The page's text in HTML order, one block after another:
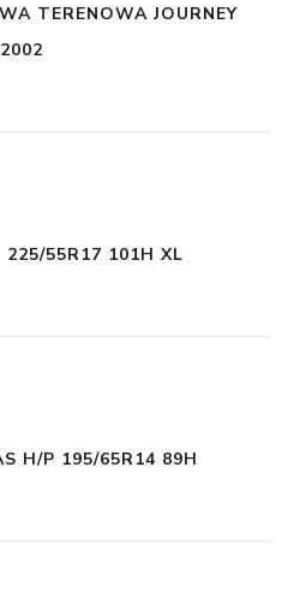
TERENOWA JOURNEY
225/55R17 101H XL
H/P 195/65R14 89H